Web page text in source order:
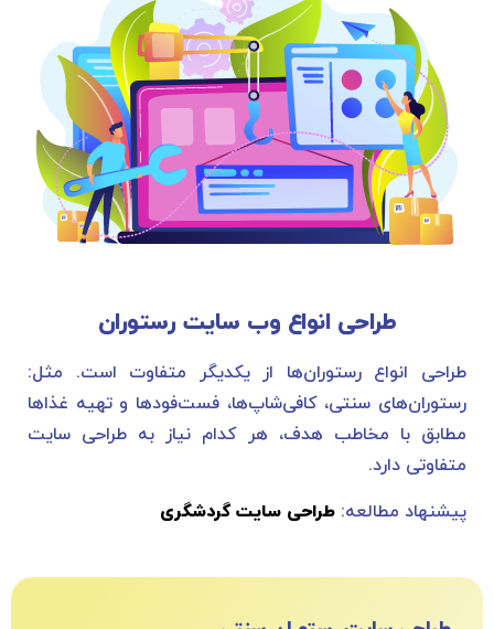
طراحی انواع وب سایت رستوران
طراحی انواع رستوران‌ها از یکدیگر متفاوت است. مثل:
رستوران‌های سنتی، کافی‌شاپ‌ها، فست‌فود‌ها و تهیه غذاها
مطابق با مخاطب هدف، هر کدام نیاز به طراحی سایت
متفاوتی دارد.
پیشنهاد مطالعه: طراحی سایت گردشگری